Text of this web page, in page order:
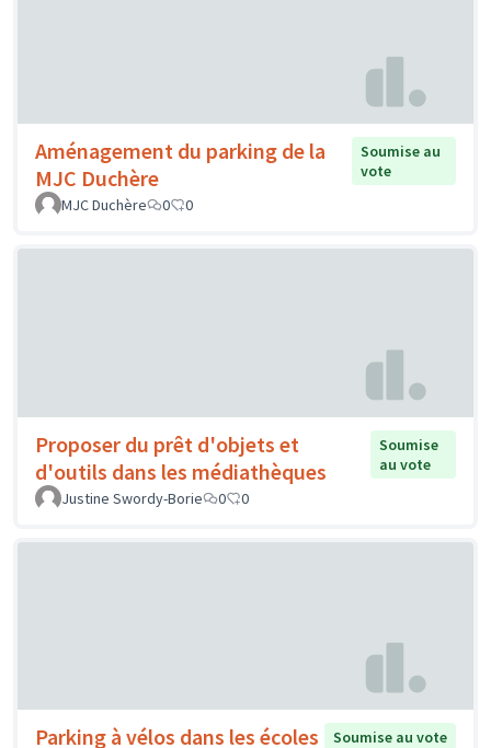
Aménagement du parking de la
MJC Duchère
Soumise au
vote
MJC Duchère
0 0
Proposer du prêt d'objets et
d'outils dans les médiathèques
Soumise
au vote
Justine Swordy-Borie
0 0
Parking à vélos dans les écoles
Soumise au vote